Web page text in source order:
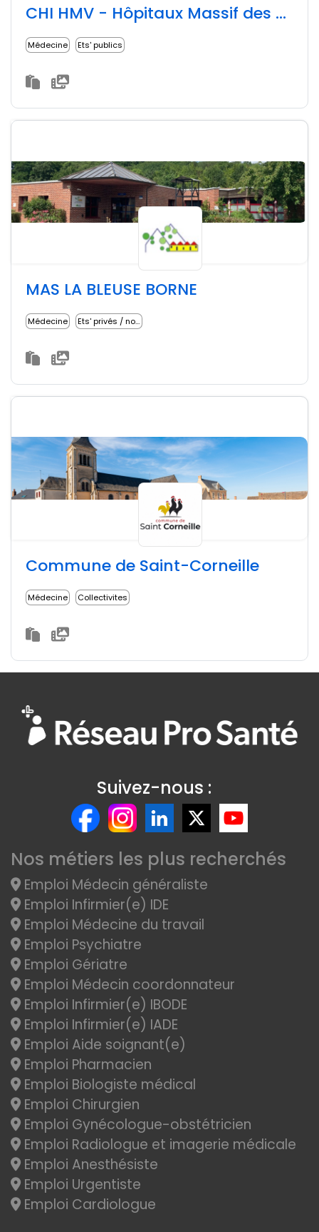
CHI HMV - Hôpitaux Massif des Vosges
Médecine Ets' publics
MAS LA BLEUSE BORNE
Médecine Ets' privés / non lucratifs
Commune de Saint-Corneille
Médecine Collectivites
Suivez-nous :
Nos métiers les plus recherchés
Emploi Médecin généraliste
Emploi Infirmier(e) IDE
Emploi Médecine du travail
Emploi Psychiatre
Emploi Gériatre
Emploi Médecin coordonnateur
Emploi Infirmier(e) IBODE
Emploi Infirmier(e) IADE
Emploi Aide soignant(e)
Emploi Pharmacien
Emploi Biologiste médical
Emploi Chirurgien
Emploi Gynécologue-obstétricien
Emploi Radiologue et imagerie médicale
Emploi Anesthésiste
Emploi Urgentiste
Emploi Cardiologue